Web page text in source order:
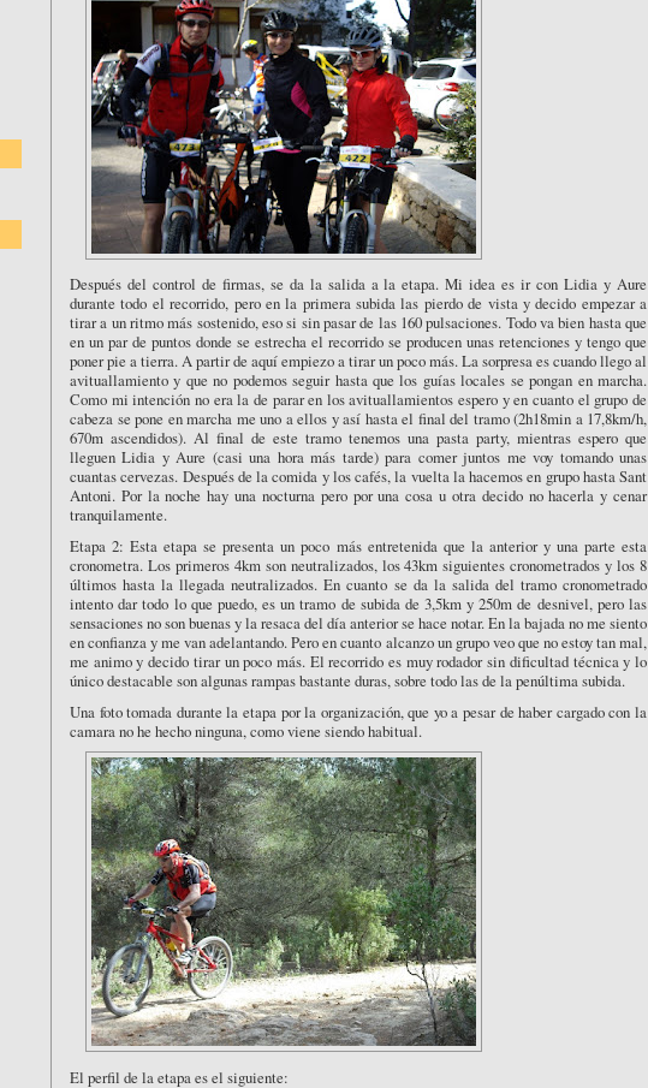
Después del control de firmas, se da la salida a la etapa. Mi idea es ir con Lidia y Aure
durante todo el recorrido, pero en la primera subida las pierdo de vista y decido empezar a
tirar a un ritmo más sostenido, eso si sin pasar de las 160 pulsaciones. Todo va bien hasta que
en un par de puntos donde se estrecha el recorrido se producen unas retenciones y tengo que
poner pie a tierra. A partir de aquí empiezo a tirar un poco más. La sorpresa es cuando llego al
avituallamiento y que no podemos seguir hasta que los guías locales se pongan en marcha.
Como mi intención no era la de parar en los avituallamientos espero y en cuanto el grupo de
cabeza se pone en marcha me uno a ellos y así hasta el final del tramo (2h18min a 17,8km/h,
670m ascendidos). Al final de este tramo tenemos una pasta party, mientras espero que
lleguen Lidia y Aure (casi una hora más tarde) para comer juntos me voy tomando unas
cuantas cervezas. Después de la comida y los cafés, la vuelta la hacemos en grupo hasta Sant
Antoni. Por la noche hay una nocturna pero por una cosa u otra decido no hacerla y cenar
tranquilamente.
Etapa 2: Esta etapa se presenta un poco más entretenida que la anterior y una parte esta
cronometra. Los primeros 4km son neutralizados, los 43km siguientes cronometrados y los 8
últimos hasta la llegada neutralizados. En cuanto se da la salida del tramo cronometrado
intento dar todo lo que puedo, es un tramo de subida de 3,5km y 250m de desnivel, pero las
sensaciones no son buenas y la resaca del día anterior se hace notar. En la bajada no me siento
en confianza y me van adelantando. Pero en cuanto alcanzo un grupo veo que no estoy tan mal,
me animo y decido tirar un poco más. El recorrido es muy rodador sin dificultad técnica y lo
único destacable son algunas rampas bastante duras, sobre todo las de la penúltima subida.
Una foto tomada durante la etapa por la organización, que yo a pesar de haber cargado con la
camara no he hecho ninguna, como viene siendo habitual.
El perfil de la etapa es el siguiente: